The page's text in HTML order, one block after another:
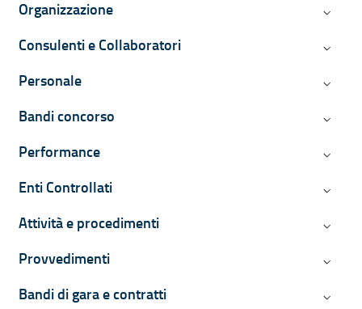
Organizzazione
Consulenti e Collaboratori
Personale
Bandi concorso Bandi
Performance
Enti Controllati Enti
Attività e procedimenti
Provvedimenti
Bandi di gara e contratti Bandi